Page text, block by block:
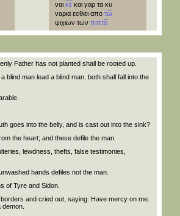
ναι κε και γαρ τα κυ
ναρια εϲθιει απο τω
ψιχιων των πιπτο
των απο τηϲ τρα
ποκριθειϲ ὁ ιϲ ειπε
αυτη ω γυναι με
γαλη ϲου η πιϲτιϲ ·
29 ρξ
και μεταβαϲ
παρα την θαλαϲϲα
τηϲ γαλιλαιαϲ και
εκαθητο
εκει
τω
εχοντεϲ μεθ εαυτω
Father has not planted shall be rooted up.
blind man lead a blind man, both shall fall into the
goes into the belly, and is cast out into the sink?
the heart; and these defile the man.
lewdness, thefts, false testimonies,
hands defiles not the man.
of Tyre and Sidon.
and cried out, saying: Have mercy on me.